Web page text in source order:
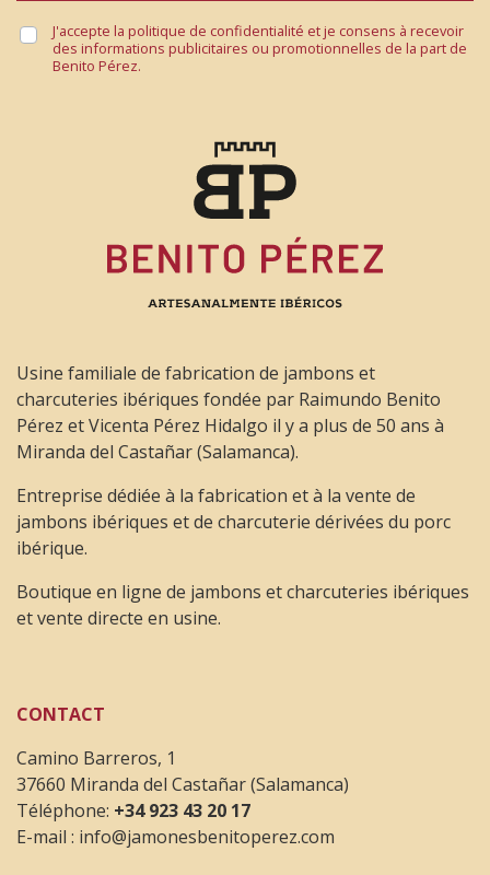
J'accepte la politique de confidentialité et je consens à recevoir
des informations publicitaires ou promotionnelles de la part de
Benito Pérez.
Usine familiale de fabrication de jambons et
charcuteries ibériques fondée par Raimundo Benito
Pérez et Vicenta Pérez Hidalgo il y a plus de 50 ans à
Miranda del Castañar (Salamanca).
Entreprise dédiée à la fabrication et à la vente de
jambons ibériques et de charcuterie dérivées du porc
ibérique.
Boutique en ligne de jambons et charcuteries ibériques
et vente directe en usine.
CONTACT
Camino Barreros, 1
37660 Miranda del Castañar (Salamanca)
Téléphone: +34 923 43 20 17
E-mail : info@jamonesbenitoperez.com